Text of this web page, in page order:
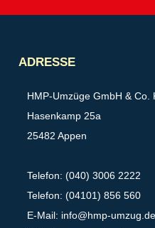
ADRESSE
HMP-Umzüge GmbH & Co.
Hasenkamp 25a
25482 Appen
Telefon: (040) 3006 2222
Telefon: (04101) 856 560
E-Mail: info@hmp-umzug.de